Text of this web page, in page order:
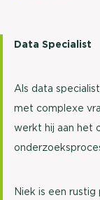
Data Specialist
Als data
met complexe
werkt hij aan het
Niek is een rustig